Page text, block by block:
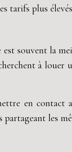
tarifs plus
souvent la
à
en contact
les